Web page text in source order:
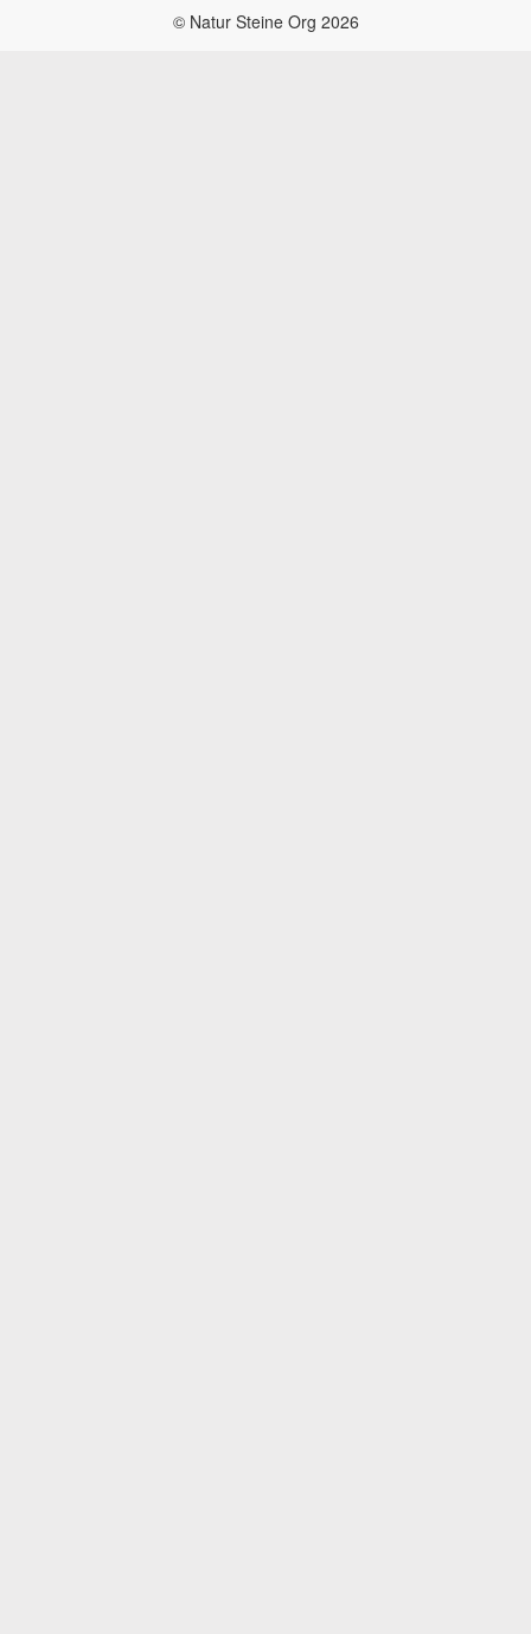
© Natur Steine Org 2026